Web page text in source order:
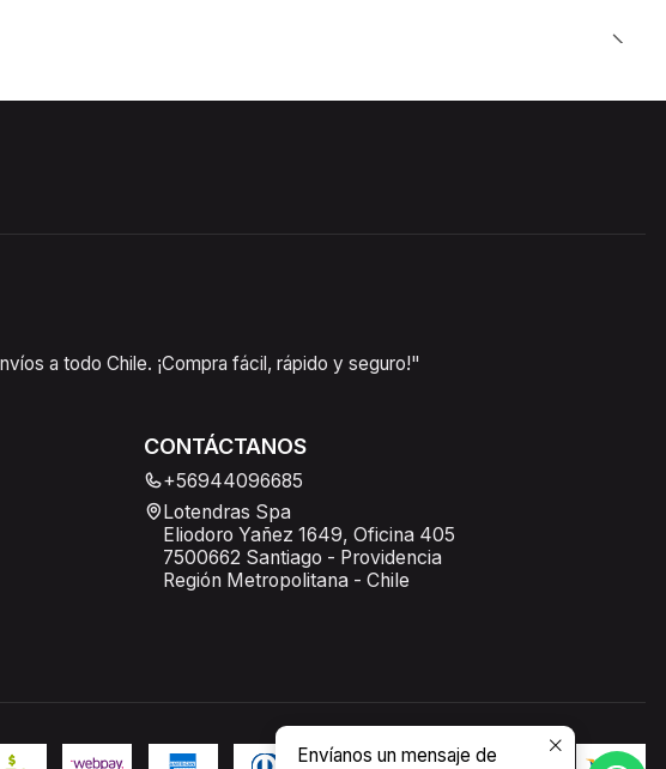
a todo Chile. ¡Compra fácil, rápido y seguro!"
CONTÁCTANOS
+56944096685
Lotendras Spa
Eliodoro Yañez 1649, Oficina 405
7500662 Santiago - Providencia
Región Metropolitana - Chile
Envíanos un mensaje de